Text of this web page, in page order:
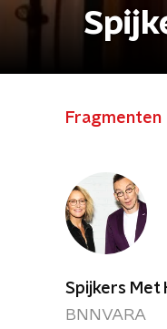
Fragmenten
Spijkers Met
BNNVARA